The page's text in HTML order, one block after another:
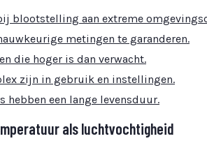
blootstelling aan extreme
metingen te garanderen.
die hoger is dan verwacht.
zijn in gebruik en instellingen.
een lange levensduur.
als luchtvochtigheid